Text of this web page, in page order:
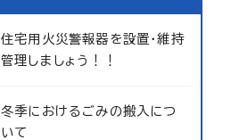
住宅用火災警報器を設置・維持
管理しましょう！！
冬季におけるごみの搬入につ
いて